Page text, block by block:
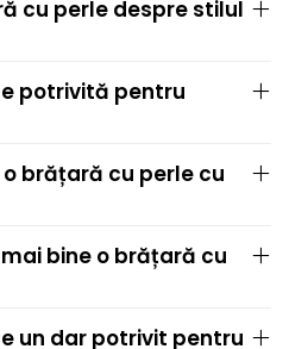
cu perle despre stilul
potrivită pentru
brățară cu perle cu
bine o brățară cu
un dar potrivit pentru